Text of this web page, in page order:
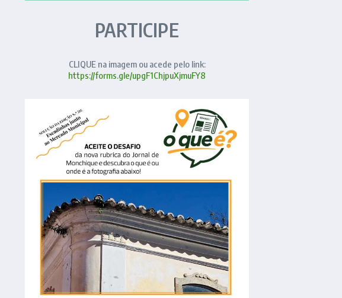
PARTICIPE
CLIQUE na imagem ou acede pelo link:
https://forms.gle/upgF1ChjpuXjmuFY8